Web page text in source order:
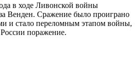
в ходе Ливонской войны
за Венден. Сражение было проиграно
и стало переломным этапом войны,
поражение.